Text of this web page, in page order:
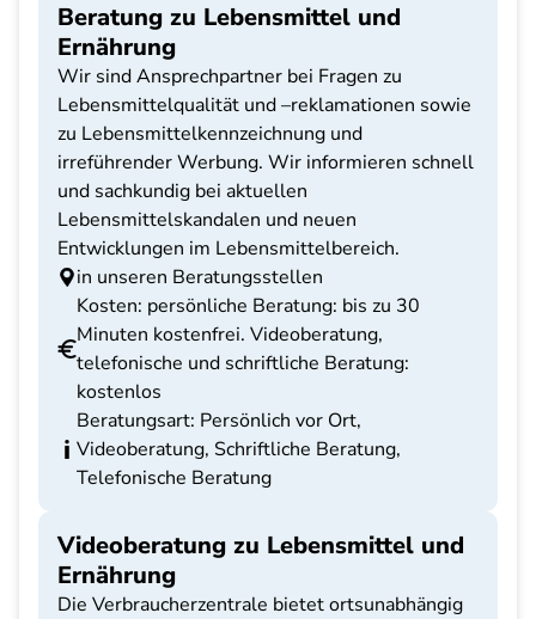
Beratung zu Lebensmittel und
Ernährung
Wir sind Ansprechpartner bei Fragen zu
Lebensmittelqualität und –reklamationen sowie
zu Lebensmittelkennzeichnung und
irreführender Werbung. Wir informieren schnell
und sachkundig bei aktuellen
Lebensmittelskandalen und neuen
Entwicklungen im Lebensmittelbereich.
in unseren Beratungsstellen
Kosten: persönliche Beratung: bis zu 30
Minuten kostenfrei. Videoberatung,
telefonische und schriftliche Beratung:
kostenlos
Beratungsart: Persönlich vor Ort,
Videoberatung, Schriftliche Beratung,
Telefonische Beratung
Videoberatung zu Lebensmittel und
Ernährung
Die Verbraucherzentrale bietet ortsunabhängig